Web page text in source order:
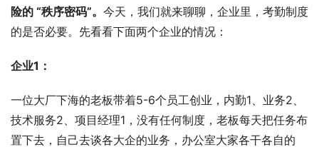
险的 “秩序密码”。 今天，我们就来聊聊，企业里，考勤制度
的是否必要。先看看下面两个企业的情况：
企业1：
一位大厂下海的老板带着5-6个员工创业，内勤1、业务2、
技术服务2、项目经理1，没有任何制度，老板每天把任务布
置下去，自己去谈各大企的业务，办公室大家各干各自的